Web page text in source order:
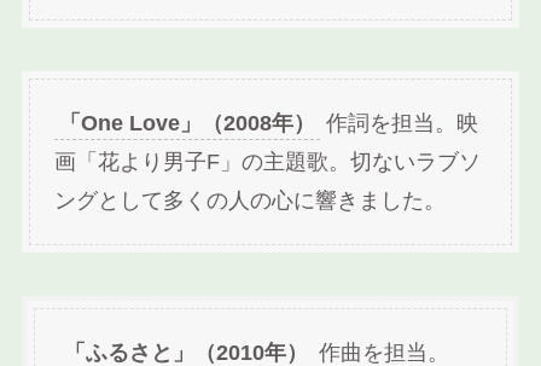
「One Love」（2008年）
作詞を担当。映
画「花より男子F」の主題歌。切ないラブソ
ングとして多くの人の心に響きました。
「ふるさと」（2010年）
作曲を担当。